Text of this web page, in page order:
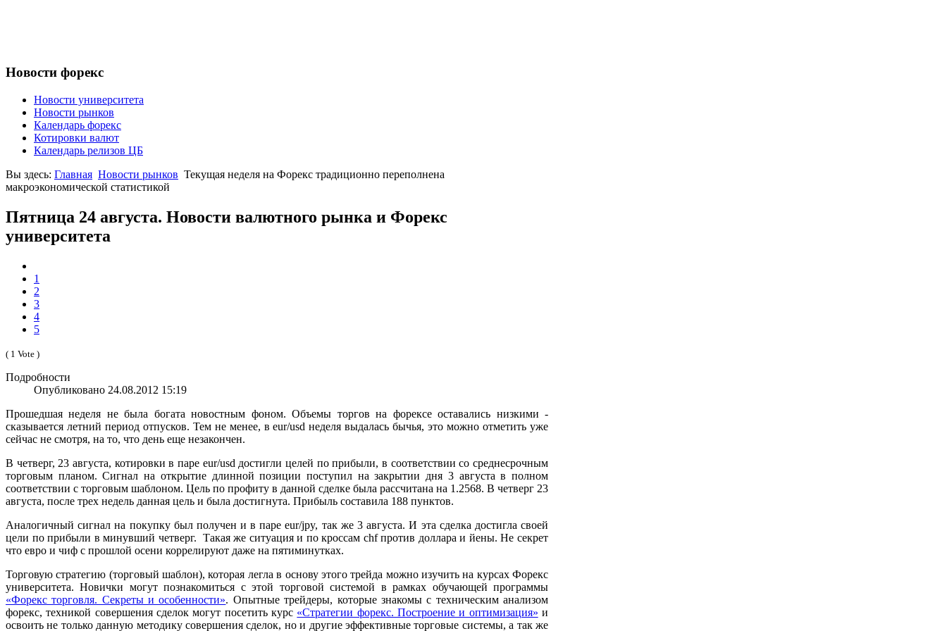
Новости форекс
Новости университета
Новости рынков
Календарь форекс
Котировки валют
Календарь релизов ЦБ
Вы здесь: Главная Новости рынков Текущая неделя на Форекс традиционно переполнена
макроэкономической статистикой
Пятница 24 августа. Новости валютного рынка и Форекс
университета
1
2
3
4
5
( 1 Vote )
Подробности
Опубликовано 24.08.2012 15:19
Прошедшая неделя не была богата новостным фоном. Объемы торгов на форексе оставались низкими -
сказывается летний период отпусков. Тем не менее, в eur/usd неделя выдалась бычья, это можно отметить уже
сейчас не смотря, на то, что день еще незакончен.
В четверг, 23 августа, котировки в паре eur/usd достигли целей по прибыли, в соответствии со среднесрочным
торговым планом. Сигнал на открытие длинной позиции поступил на закрытии дня 3 августа в полном
соответствии с торговым шаблоном. Цель по профиту в данной сделке была рассчитана на 1.2568. В четверг 23
августа, после трех недель данная цель и была достигнута. Прибыль составила 188 пунктов.
Аналогичный сигнал на покупку был получен и в паре eur/jpy, так же 3 августа. И эта сделка достигла своей
цели по прибыли в минувший четверг. Такая же ситуация и по кроссам chf против доллара и йены. Не секрет
что евро и чиф с прошлой осени коррелируют даже на пятиминутках.
Торговую стратегию (торговый шаблон), которая легла в основу этого трейда можно изучить на курсах Форекс
университета. Новички могут познакомиться с этой торговой системой в рамках обучающей программы
«Форекс торговля. Секреты и особенности». Опытные трейдеры, которые знакомы с техническим анализом
форекс, техникой совершения сделок могут посетить курс «Стратегии форекс. Построение и оптимизация» и
освоить не только данную методику совершения сделок, но и другие эффективные торговые системы, а так же